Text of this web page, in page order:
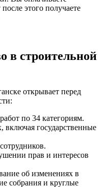
этого получаете
в строительной
открывает перед
по 34 категориям.
включая государственные
прав и интересов
об изменениях в
собрания и круглые